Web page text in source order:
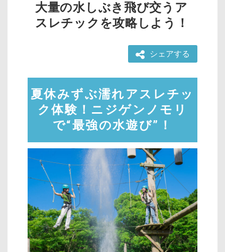
大量の水しぶき飛び交うア
スレチックを攻略しよう！
シェアする
夏休みずぶ濡れアスレチッ
ク体験！ニジゲンノモリ
で“最強の水遊び”！